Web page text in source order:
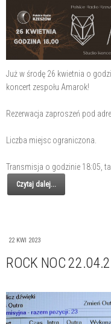
Już w środę 26 kwietnia o
koncert zespołu Amarok!
Rezerwacja zaproszeń pod
Liczba miejsc ograniczona.
Transmisja o godzinie 18:05,
Czytaj dalej...
22 KWI 2023
ROCK NOC